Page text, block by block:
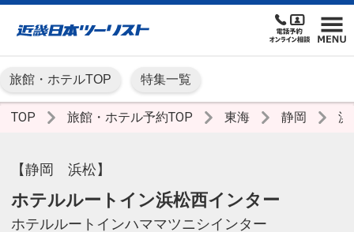
旅館・ホテルTOP 特集一覧
TOP 旅館・ホテル予約TOP 東海 静岡 浜
【静岡 浜松】
ホテルルートイン浜松西インター
ホテルルートインハママツニシインター